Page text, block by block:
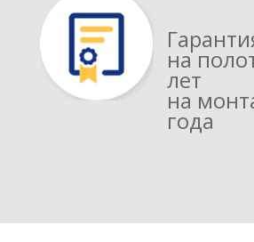
на
лет
на
года